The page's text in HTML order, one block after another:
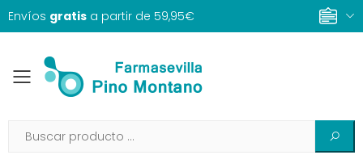
Envíos gratis a partir de 59,95€
Toggle mobile menu